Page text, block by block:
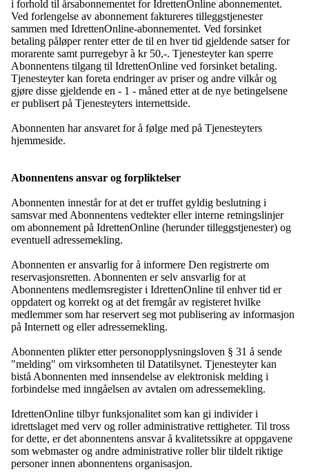
i forhold til årsabonnementet for IdrettenOnline abonnementet.
Ved forlengelse av abonnement faktureres tilleggstjenester
sammen med IdrettenOnline-abonnementet. Ved forsinket
betaling påløper renter etter de til en hver tid gjeldende satser for
morarente samt purregebyr à kr 50,-. Tjenesteyter kan sperre
Abonnentens tilgang til IdrettenOnline ved forsinket betaling.
Tjenesteyter kan foreta endringer av priser og andre vilkår og
gjøre disse gjeldende en - 1 - måned etter at de nye betingelsene
er publisert på Tjenesteyters internettside.
Abonnenten har ansvaret for å følge med på Tjenesteyters
hjemmeside.
Abonnentens ansvar og forpliktelser
Abonnenten innestår for at det er truffet gyldig beslutning i
samsvar med Abonnentens vedtekter eller interne retningslinjer
om abonnement på IdrettenOnline (herunder tilleggstjenester) og
eventuell adressemekling.
Abonnenten er ansvarlig for å informere Den registrerte om
reservasjonsretten. Abonnenten er selv ansvarlig for at
Abonnentens medlemsregister i IdrettenOnline til enhver tid er
oppdatert og korrekt og at det fremgår av registeret hvilke
medlemmer som har reservert seg mot publisering av informasjon
på Internett og eller adressemekling.
Abonnenten plikter etter personopplysningsloven § 31 å sende
"melding" om virksomheten til Datatilsynet. Tjenesteyter kan
bistå Abonnenten med innsendelse av elektronisk melding i
forbindelse med inngåelsen av avtalen om adressemekling.
IdrettenOnline tilbyr funksjonalitet som kan gi individer i
idrettslaget med verv og roller administrative rettigheter. Til tross
for dette, er det abonnentens ansvar å kvalitetssikre at oppgavene
som webmaster og andre administrative roller blir tildelt riktige
personer innen abonnentens organisasjon.